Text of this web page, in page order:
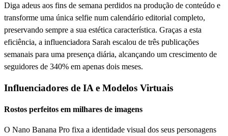
Diga adeus aos fins de semana perdidos na produção de conteúdo e
transforme uma única selfie num calendário editorial completo,
preservando sempre a sua estética característica. Graças a esta
eficiência, a influenciadora Sarah escalou de três publicações
semanais para uma presença diária, alcançando um crescimento de
seguidores de 340% em apenas dois meses.
Influenciadores de IA e Modelos Virtuais
Rostos perfeitos em milhares de imagens
O Nano Banana Pro fixa a identidade visual dos seus personagens